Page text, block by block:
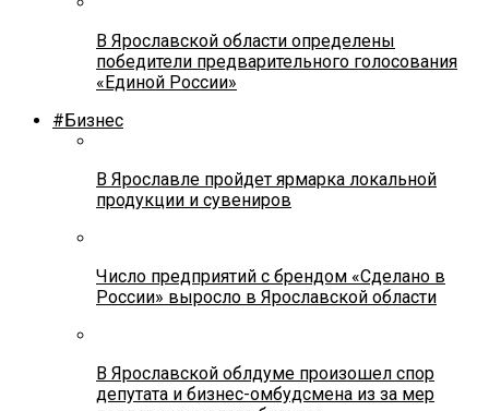
В Ярославской области определены
победители предварительного голосования
«Единой России»
#Бизнес
В Ярославле пройдет ярмарка локальной
продукции и сувениров
Число предприятий с брендом «Сделано в
России» выросло в Ярославской области
В Ярославской облдуме произошел спор
депутата и бизнес-омбудсмена из за мер